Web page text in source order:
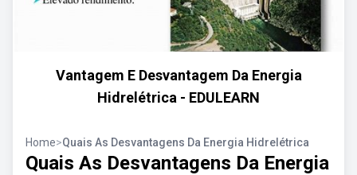
Vantagem E Desvantagem Da Energia
Hidrelétrica - EDULEARN
Home>Quais As Desvantagens Da Energia Hidrelétrica
Quais As Desvantagens Da Energia